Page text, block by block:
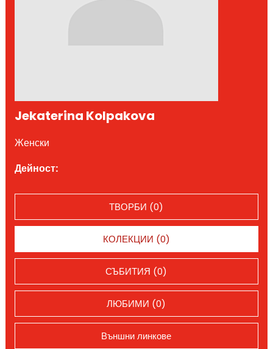
Jekaterina Kolpakova
Женски
Дейност:
ТВОРБИ (0)
КОЛЕКЦИИ (0)
СЪБИТИЯ (0)
ЛЮБИМИ (0)
Външни линкове